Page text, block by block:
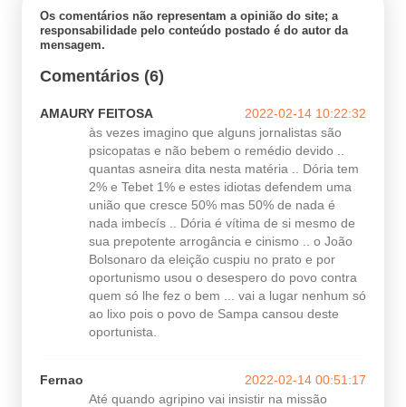
Os comentários não representam a opinião do site; a
responsabilidade pelo conteúdo postado é do autor da
mensagem.
Comentários (6)
AMAURY FEITOSA
2022-02-14 10:22:32
às vezes imagino que alguns jornalistas são
psicopatas e não bebem o remédio devido ..
quantas asneira dita nesta matéria .. Dória tem
2% e Tebet 1% e estes idiotas defendem uma
união que cresce 50% mas 50% de nada é
nada imbecís .. Dória é vítima de si mesmo de
sua prepotente arrogância e cinismo .. o João
Bolsonaro da eleição cuspiu no prato e por
oportunismo usou o desespero do povo contra
quem só lhe fez o bem ... vai a lugar nenhum só
ao lixo pois o povo de Sampa cansou deste
oportunista.
Fernao
2022-02-14 00:51:17
Até quando agripino vai insistir na missão